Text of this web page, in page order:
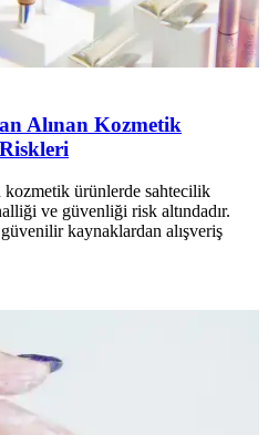
Alınan Kozmetik
kozmetik ürünlerde sahtecilik
ve güvenliği risk altındadır.
kaynaklardan alışveriş